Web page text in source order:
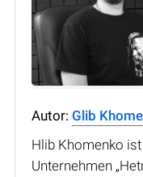
Autor: Glib
Hlib Khomenko
Unternehmen